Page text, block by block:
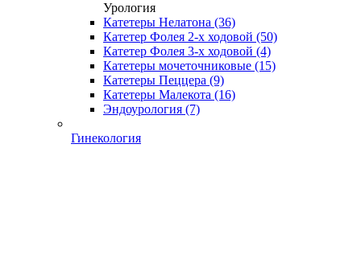
Урология
Катетеры Нелатона (36)
Катетер Фолея 2-х ходовой (50)
Катетер Фолея 3-х ходовой (4)
Катетеры мочеточниковые (15)
Катетеры Пеццера (9)
Катетеры Малекота (16)
Эндоурология (7)
Гинекология